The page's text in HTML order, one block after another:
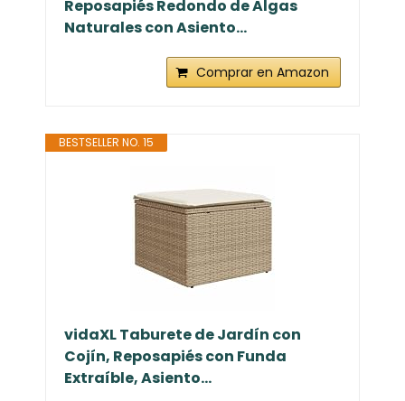
Reposapiés Redondo de Algas
Naturales con Asiento...
Comprar en Amazon
BESTSELLER NO. 15
vidaXL Taburete de Jardín con
Cojín, Reposapiés con Funda
Extraíble, Asiento...